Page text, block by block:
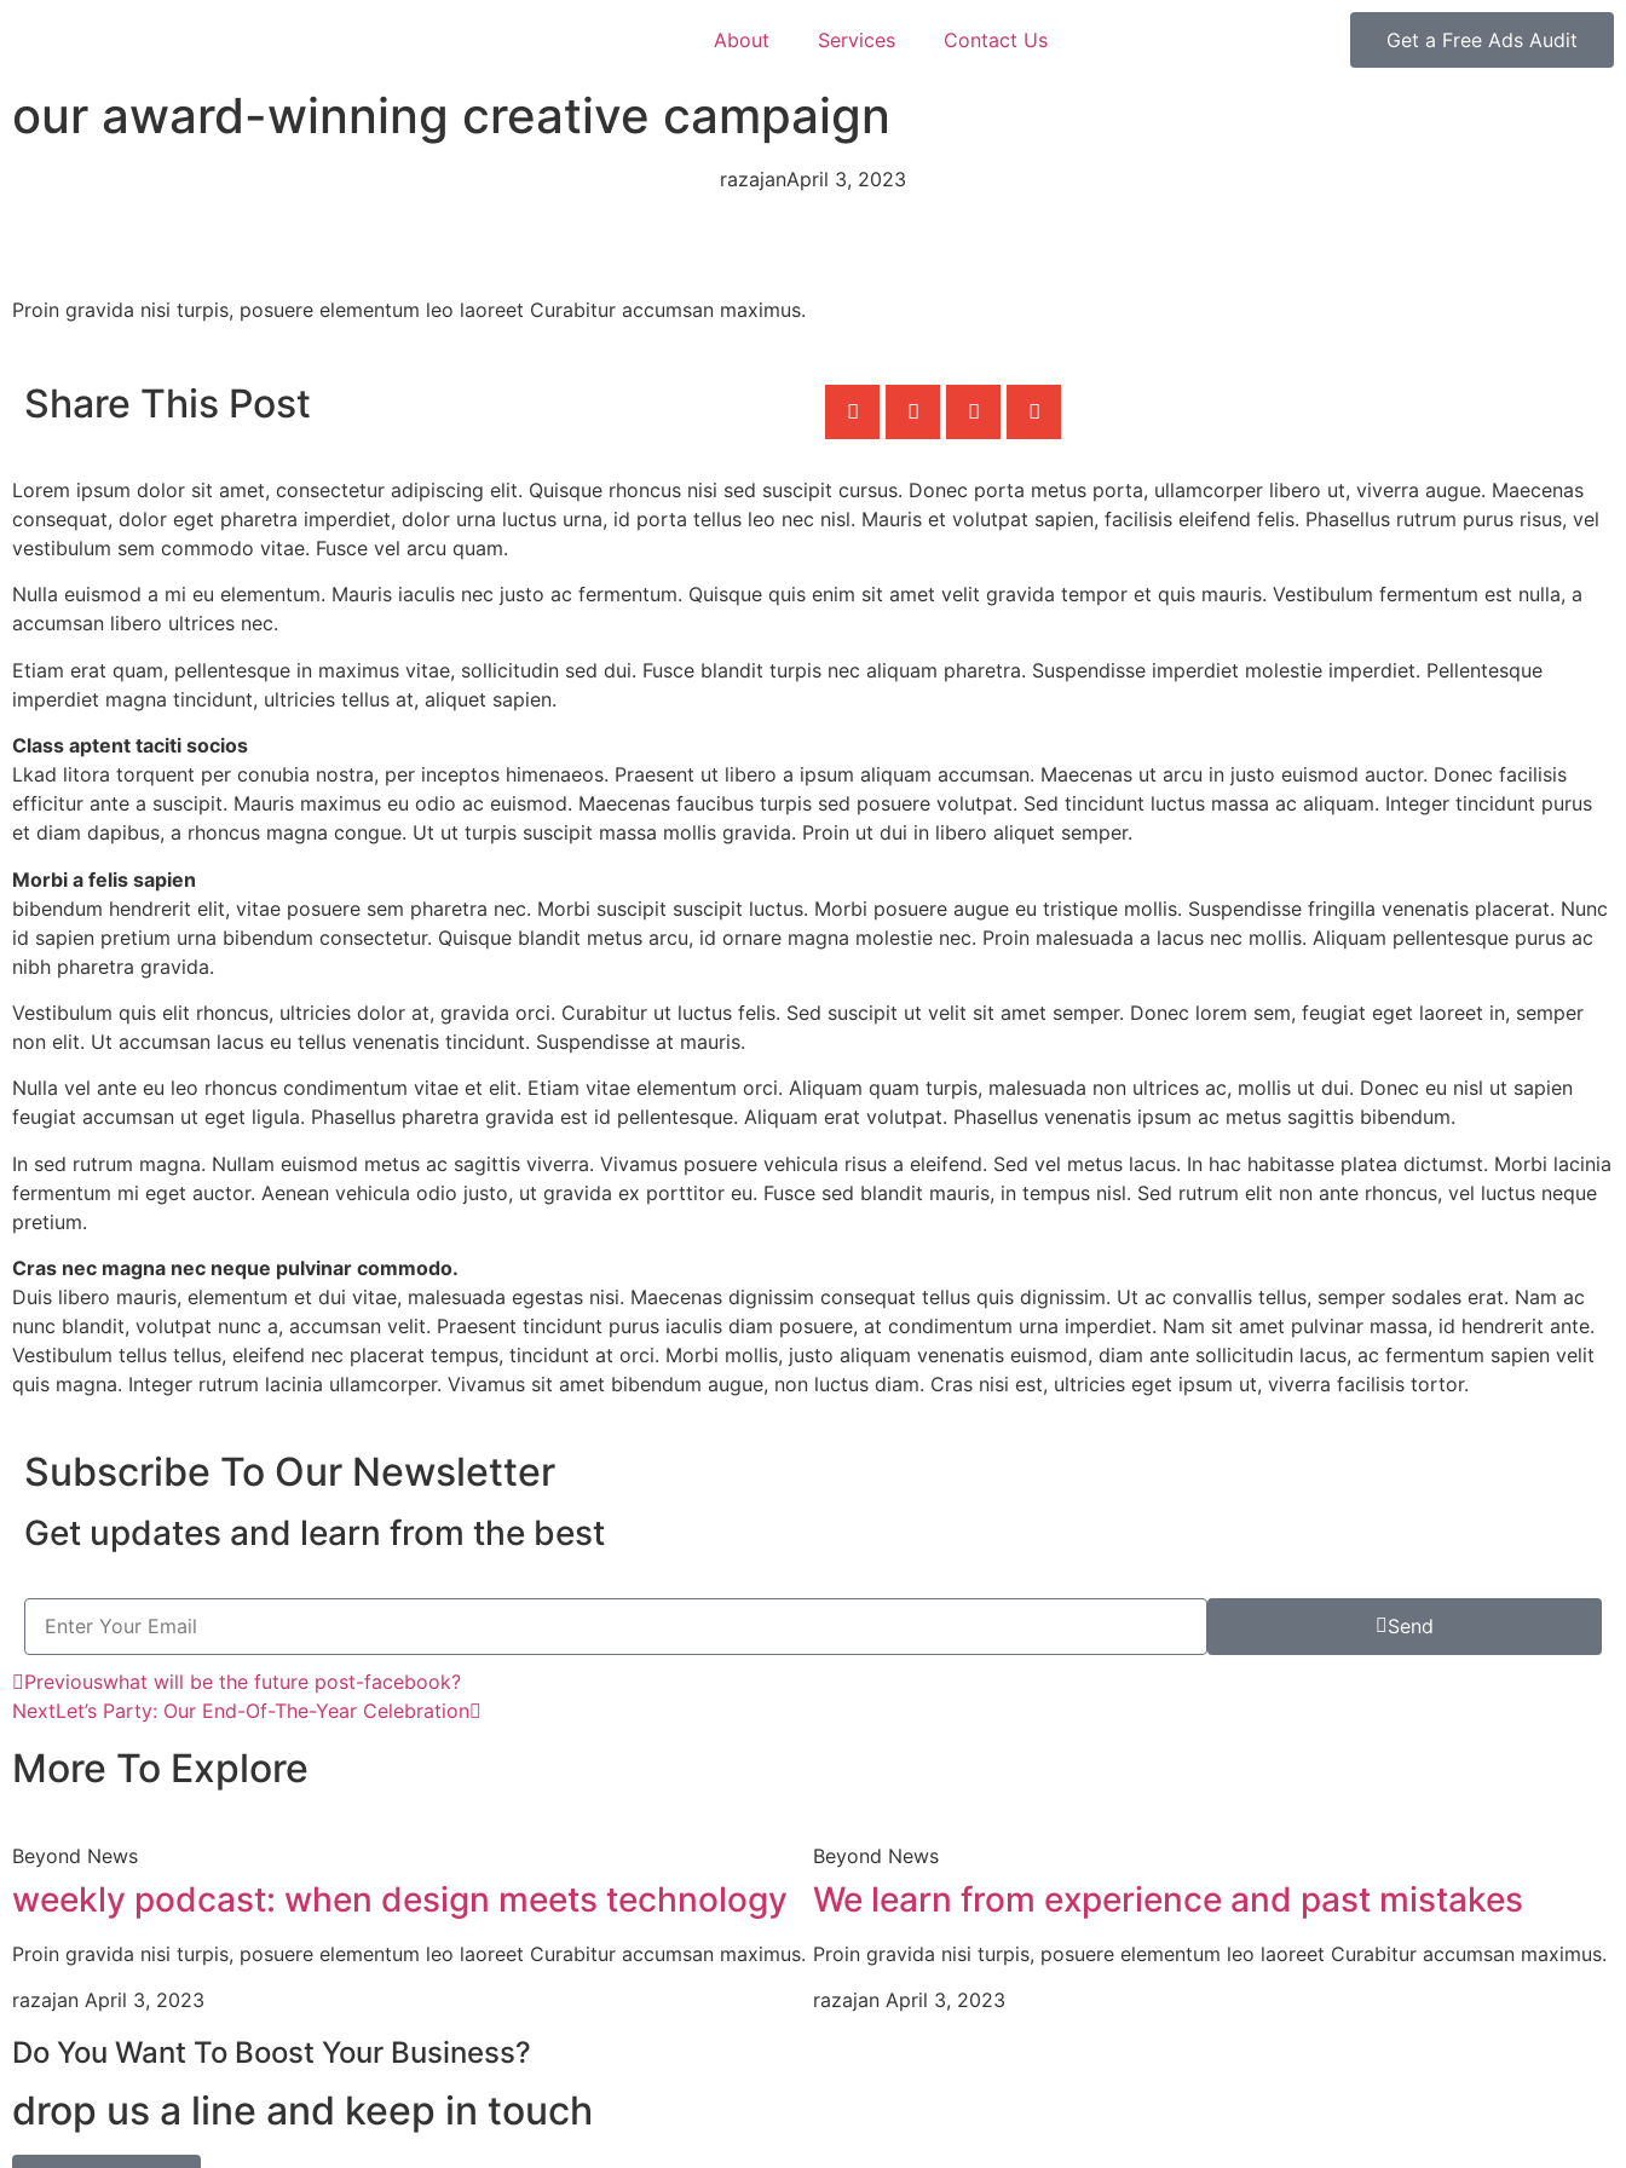
About Services Contact Us Get a Free Ads Audit
our award-winning creative campaign
razajanApril 3, 2023
Proin gravida nisi turpis, posuere elementum leo laoreet Curabitur accumsan maximus.
Share This Post
Lorem ipsum dolor sit amet, consectetur adipiscing elit. Quisque rhoncus nisi sed suscipit cursus. Donec porta metus porta, ullamcorper libero ut, viverra augue. Maecenas
consequat, dolor eget pharetra imperdiet, dolor urna luctus urna, id porta tellus leo nec nisl. Mauris et volutpat sapien, facilisis eleifend felis. Phasellus rutrum purus risus, vel
vestibulum sem commodo vitae. Fusce vel arcu quam.
Nulla euismod a mi eu elementum. Mauris iaculis nec justo ac fermentum. Quisque quis enim sit amet velit gravida tempor et quis mauris. Vestibulum fermentum est nulla, a
accumsan libero ultrices nec.
Etiam erat quam, pellentesque in maximus vitae, sollicitudin sed dui. Fusce blandit turpis nec aliquam pharetra. Suspendisse imperdiet molestie imperdiet. Pellentesque
imperdiet magna tincidunt, ultricies tellus at, aliquet sapien.
Class aptent taciti socios
Lkad litora torquent per conubia nostra, per inceptos himenaeos. Praesent ut libero a ipsum aliquam accumsan. Maecenas ut arcu in justo euismod auctor. Donec facilisis
efficitur ante a suscipit. Mauris maximus eu odio ac euismod. Maecenas faucibus turpis sed posuere volutpat. Sed tincidunt luctus massa ac aliquam. Integer tincidunt purus
et diam dapibus, a rhoncus magna congue. Ut ut turpis suscipit massa mollis gravida. Proin ut dui in libero aliquet semper.
Morbi a felis sapien
bibendum hendrerit elit, vitae posuere sem pharetra nec. Morbi suscipit suscipit luctus. Morbi posuere augue eu tristique mollis. Suspendisse fringilla venenatis placerat. Nunc
id sapien pretium urna bibendum consectetur. Quisque blandit metus arcu, id ornare magna molestie nec. Proin malesuada a lacus nec mollis. Aliquam pellentesque purus ac
nibh pharetra gravida.
Vestibulum quis elit rhoncus, ultricies dolor at, gravida orci. Curabitur ut luctus felis. Sed suscipit ut velit sit amet semper. Donec lorem sem, feugiat eget laoreet in, semper
non elit. Ut accumsan lacus eu tellus venenatis tincidunt. Suspendisse at mauris.
Nulla vel ante eu leo rhoncus condimentum vitae et elit. Etiam vitae elementum orci. Aliquam quam turpis, malesuada non ultrices ac, mollis ut dui. Donec eu nisl ut sapien
feugiat accumsan ut eget ligula. Phasellus pharetra gravida est id pellentesque. Aliquam erat volutpat. Phasellus venenatis ipsum ac metus sagittis bibendum.
In sed rutrum magna. Nullam euismod metus ac sagittis viverra. Vivamus posuere vehicula risus a eleifend. Sed vel metus lacus. In hac habitasse platea dictumst. Morbi lacinia
fermentum mi eget auctor. Aenean vehicula odio justo, ut gravida ex porttitor eu. Fusce sed blandit mauris, in tempus nisl. Sed rutrum elit non ante rhoncus, vel luctus neque
pretium.
Cras nec magna nec neque pulvinar commodo.
Duis libero mauris, elementum et dui vitae, malesuada egestas nisi. Maecenas dignissim consequat tellus quis dignissim. Ut ac convallis tellus, semper sodales erat. Nam ac
nunc blandit, volutpat nunc a, accumsan velit. Praesent tincidunt purus iaculis diam posuere, at condimentum urna imperdiet. Nam sit amet pulvinar massa, id hendrerit ante.
Vestibulum tellus tellus, eleifend nec placerat tempus, tincidunt at orci. Morbi mollis, justo aliquam venenatis euismod, diam ante sollicitudin lacus, ac fermentum sapien velit
quis magna. Integer rutrum lacinia ullamcorper. Vivamus sit amet bibendum augue, non luctus diam. Cras nisi est, ultricies eget ipsum ut, viverra facilisis tortor.
Subscribe To Our Newsletter
Get updates and learn from the best
Send
Previouswhat will be the future post-facebook?
NextLet’s Party: Our End-Of-The-Year Celebration
More To Explore
Beyond News
weekly podcast: when design meets technology
Proin gravida nisi turpis, posuere elementum leo laoreet Curabitur accumsan maximus.
razajan April 3, 2023
Beyond News
We learn from experience and past mistakes
Proin gravida nisi turpis, posuere elementum leo laoreet Curabitur accumsan maximus.
razajan April 3, 2023
Do You Want To Boost Your Business?
drop us a line and keep in touch